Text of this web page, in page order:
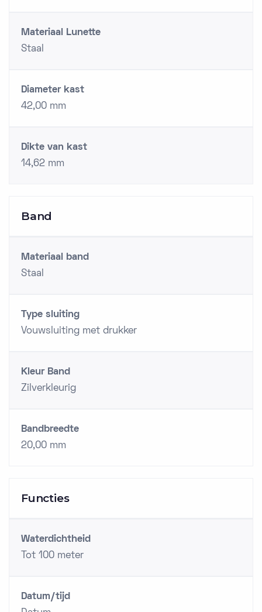
Materiaal Lunette
Staal
Diameter kast
42,00 mm
Dikte van kast
14,62 mm
Band
Materiaal band
Staal
Type sluiting
Vouwsluiting met drukker
Kleur Band
Zilverkleurig
Bandbreedte
20,00 mm
Functies
Waterdichtheid
Tot 100 meter
Datum/tijd